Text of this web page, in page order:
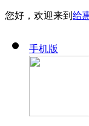
您好，欢迎来到 给
手机版